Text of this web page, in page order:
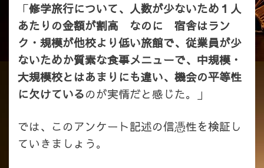
「修学旅行について、人数が少ないため１人
あたりの金額が割高 なのに 宿舎はラン
ク・規模が他校より低い旅館で、従業員が少
ないためか質素な食事メニューで、中規模・
大規模校とはあまりにも違い、機会の平等性
に欠けているのが実情だと感じた。」
では、このアンケート記述の信憑性を検証し
ていきましょう。